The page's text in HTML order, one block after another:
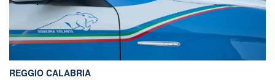
REGGIO CALABRIA